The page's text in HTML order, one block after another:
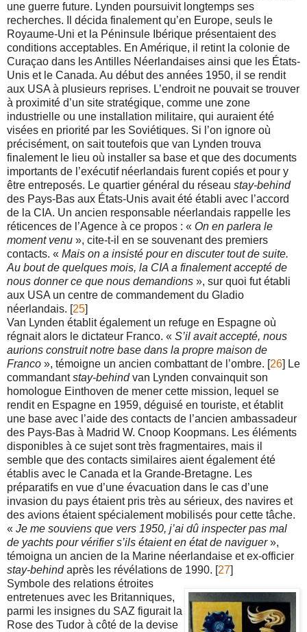
une guerre future. Lynden poursuivit longtemps ses
recherches. Il décida finalement qu’en Europe, seuls le
Royaume-Uni et la Péninsule Ibérique présentaient des
conditions acceptables. En Amérique, il retint la colonie de
Curaçao dans les Antilles Néerlandaises ainsi que les États-
Unis et le Canada. Au début des années 1950, il se rendit
aux USA à plusieurs reprises. L’endroit ne pouvait se trouver
à proximité d’un site stratégique, comme une zone
industrielle ou une installation militaire, qui auraient été
visées en priorité par les Soviétiques. Si l’on ignore où
précisément, on sait toutefois que van Lynden trouva
finalement le lieu où installer sa base et que des documents
importants de l’exécutif néerlandais furent copiés et pour y
être entreposés. Le quartier général du réseau stay-behind
des Pays-Bas aux États-Unis avait été établi avec l’accord
de la CIA. Un ancien responsable néerlandais rappelle les
réticences de l’Agence à ce propos : « On en parlera le
moment venu », cite-t-il en se souvenant des premiers
contacts. « Mais on a insisté pour en discuter tout de suite.
Au bout de quelques mois, la CIA a finalement accepté de
nous donner ce que nous demandions », sur quoi fut établi
aux USA un centre de commandement du Gladio
néerlandais. [25]
Van Lynden établit également un refuge en Espagne où
régnait alors le dictateur Franco. « S’il avait accepté, nous
aurions construit notre base dans la propre maison de
Franco », témoigne un ancien combattant de l’ombre. [26] Le
commandantstay-behindvan Lynden convainquit son
homologue Einthoven de mener cette mission, lequel se
rendit en Espagne en 1959, déguisé en touriste, et établit
une base avec l’aide des contacts de l’ancien ambassadeur
des Pays-Bas à Madrid W. Cnoop Koopmans. Les éléments
disponibles à ce sujet sont très fragmentaires, mais il
semble que des contacts similaires aient également été
établis avec le Canada et la Grande-Bretagne. Les
préparatifs en vue d’une évacuation dans le cas d’une
invasion du pays étaient pris très au sérieux, des navires et
des avions étaient spécialement mobilisés pour cette tâche.
« Je me souviens que vers 1950, j’ai dû inspecter pas mal
de yachts pour vérifier s’ils étaient en état de naviguer»,
témoigna un ancien de la Marine néerlandaise et ex-officier
stay-behindaprès les révélations de 1990. [27]
Symbole des relations étroites
entretenues avec les Britanniques,
parmi les insignes du SAZ figurait la
Rose des Tudor à côté de la devise